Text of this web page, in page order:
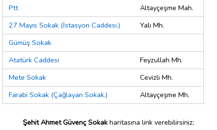
Ptt
Altayçeşme Mah.
27 Mayıs Sokak (İstasyon Caddesi.)
Yalı Mh.
Gümüş Sokak
Atatürk Caddesi
Feyzullah Mh.
Mete Sokak
Cevizli Mh.
Farabi Sokak (Çağlayan Sokak.)
Altayçeşme Mh.
Şehit Ahmet Güvenç Sokak haritasına link verebilirsiniz;